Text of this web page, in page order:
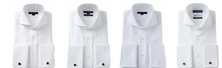
さらに綿特有のソフト感や素材感をよりアップさせたうえ
で、イージーケアの機能を高めるべく、液体アンモニア処
理をしたうえでイージーケア加工を施しました。
結果、光沢感・ソフト感にあふれ着心地のいい、その上洗
濯後のお手入れが楽といった、相反する事象を併せ持っ
た上質シャツに仕上がりました。
キーパー
取り外し式
前立て
後身頃
バックダーツ入り
ポケット
ポケットなし
織柄無地
長袖